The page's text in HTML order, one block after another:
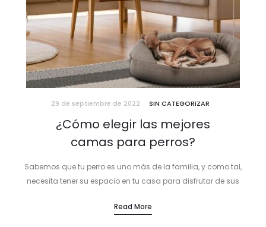
29 de septiembre de 2022 SIN CATEGORIZAR
¿Cómo elegir las mejores
camas para perros?
Sabemos que tu perro es uno más de la familia, y como tal,
necesita tener su espacio en tu casa para disfrutar de sus
Read More